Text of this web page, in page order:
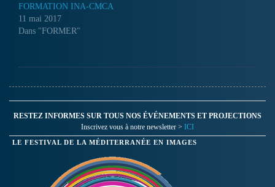
FORMATION INA-CMCA
11 mai 2017
Dans "FORMER"
RESTEZ INFORMES SUR TOUS NOS ÉVÉNEMENTS ET PROJECTIONS
Inscrivez vous à notre newsletter > ICI
LE FESTIVAL DE LA MÉDITERRANÉE EN IMAGES